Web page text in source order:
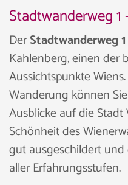
Stadtwanderweg
DerStadtwanderweg 1
Kahlenberg, einen der
Aussichtspunkte
Wanderung können
Ausblicke auf die
Schönheit des
gut ausgeschildert
aller Erfahrungsstufen.